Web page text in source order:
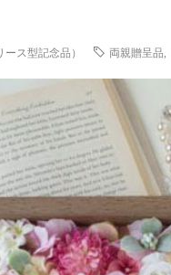
ース型記念品） 両親贈呈品